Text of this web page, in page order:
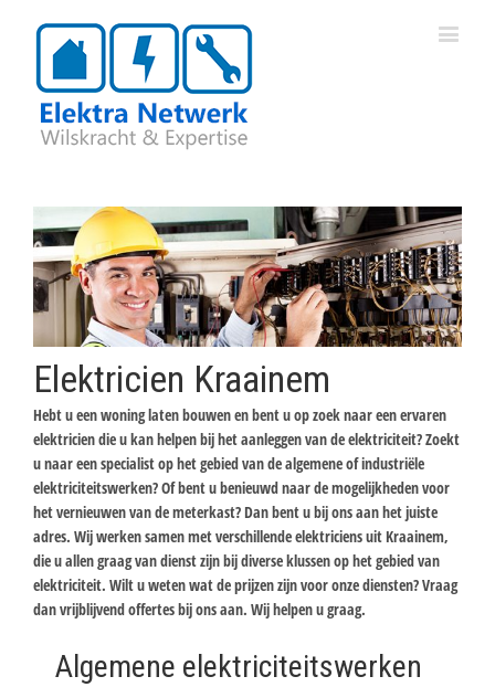
Elektricien Kraainem
Hebt u een woning laten bouwen en bent u op zoek naar een ervaren
elektricien die u kan helpen bij het aanleggen van de elektriciteit? Zoekt
u naar een specialist op het gebied van de algemene of industriële
elektriciteitswerken? Of bent u benieuwd naar de mogelijkheden voor
het vernieuwen van de meterkast? Dan bent u bij ons aan het juiste
adres. Wij werken samen met verschillende elektriciens uit Kraainem,
die u allen graag van dienst zijn bij diverse klussen op het gebied van
elektriciteit. Wilt u weten wat de prijzen zijn voor onze diensten? Vraag
dan vrijblijvend offertes bij ons aan. Wij helpen u graag.
Algemene elektriciteitswerken